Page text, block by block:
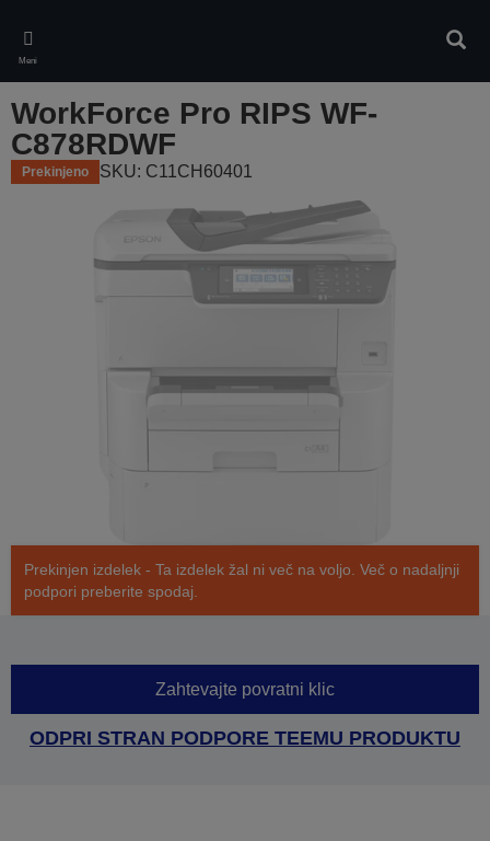
main
content
Meni
WorkForce Pro RIPS WF-
C878RDWF
Prekinjeno SKU: C11CH60401
Prekinjen izdelek - Ta izdelek žal ni več na voljo. Več o nadaljnji
podpori preberite spodaj.
Zahtevajte povratni klic
ODPRI STRAN PODPORE TEEMU PRODUKTU